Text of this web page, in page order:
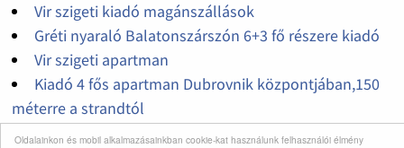
Oldalainkon és mobil alkalmazásainkban cookie-kat használunk felhasználói élmény
Vir szigeti kiadó magánszállások
Gréti nyaraló Balatonszárszón 6+3 fő részere kiadó
Vir szigeti apartman
Kiadó 4 fős apartman Dubrovnik központjában,150
méterre a strandtól
Kiadó apartman POVILE központjában 150 MÉTERRE